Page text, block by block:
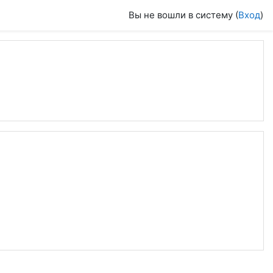
Вы не вошли в систему (Вход)